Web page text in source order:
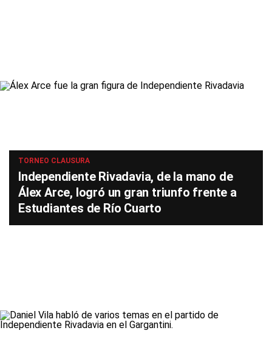
TORNEO CLAUSURA
Independiente Rivadavia, de la mano de
Álex Arce, logró un gran triunfo frente a
Estudiantes de Río Cuarto